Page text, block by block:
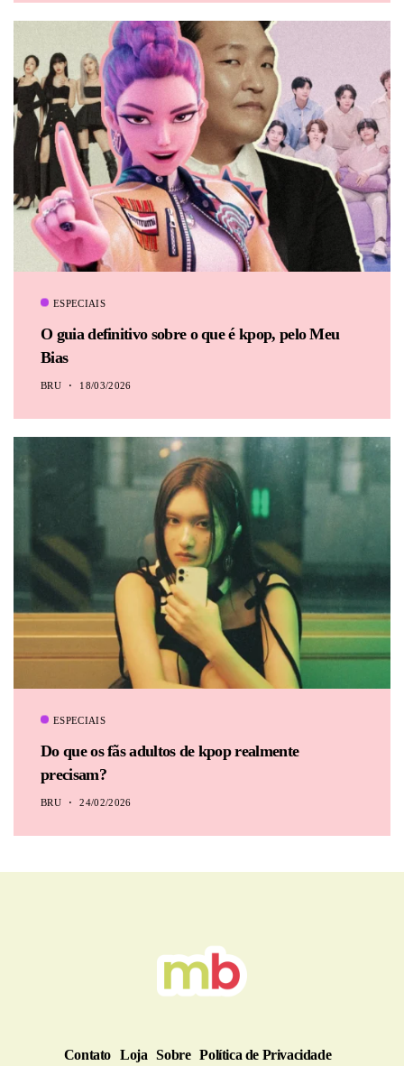
ESPECIAIS
O guia definitivo sobre o que é kpop, pelo Meu
Bias
BRU 18/03/2026
ESPECIAIS
Do que os fãs adultos de kpop realmente
precisam?
BRU 24/02/2026
Contato Loja Sobre Política de Privacidade